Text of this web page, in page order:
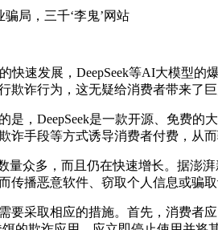
骗局，三千‘李鬼’网站
发展，DeepSeek等AI大模型的
欺诈行为，这无疑给消费者带来了巨
DeepSeek是一款开源、免费的大
诈手段等方式诱导消费者付费，从而
众多，而且仍在快速增长。据澎湃
传播恶意软件、窃取个人信息或骗
采取相应的措施。首先，消费者应